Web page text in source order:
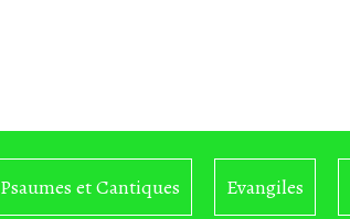
Psaumes et Cantiques Evangiles